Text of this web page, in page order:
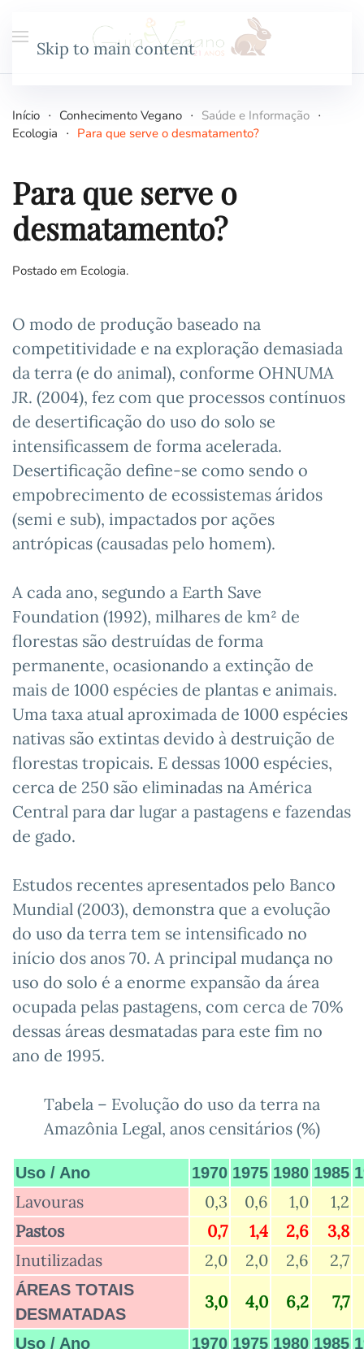
Skip to main content
Início Conhecimento Vegano
Saúde e Informação
Ecologia
Para que serve o desmatamento?
Para que serve o
desmatamento?
Postado em Ecologia.
O modo de produção baseado na
competitividade e na exploração demasiada
da terra (e do animal), conforme OHNUMA
JR. (2004), fez com que processos contínuos
de desertificação do uso do solo se
intensificassem de forma acelerada.
Desertificação define-se como sendo o
empobrecimento de ecossistemas áridos
(semi e sub), impactados por ações
antrópicas (causadas pelo homem).
A cada ano, segundo a Earth Save
Foundation (1992), milhares de km² de
florestas são destruídas de forma
permanente, ocasionando a extinção de
mais de 1000 espécies de plantas e animais.
Uma taxa atual aproximada de 1000 espécies
nativas são extintas devido à destruição de
florestas tropicais. E dessas 1000 espécies,
cerca de 250 são eliminadas na América
Central para dar lugar a pastagens e fazendas
de gado.
Estudos recentes apresentados pelo Banco
Mundial (2003), demonstra que a evolução
do uso da terra tem se intensificado no
início dos anos 70. A principal mudança no
uso do solo é a enorme expansão da área
ocupada pelas pastagens, com cerca de 70%
dessas áreas desmatadas para este fim no
ano de 1995.
Tabela – Evolução do uso da terra na
Amazônia Legal, anos censitários (%)
Uso / Ano 1970 1975 1980 1985
Lavouras 0,3 0,6 1,0
1,2
Pastos
0,7 1,4 2,6
3,8
Inutilizadas
2,0 2,0 2,6 2,7
ÁREAS TOTAIS
DESMATADAS
3,0 4,0 6,2 7,7
Uso / Ano 1970 1975 1980 1985